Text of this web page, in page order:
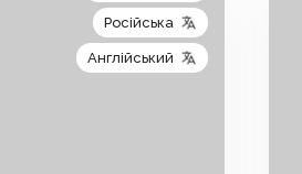
Російська
Англійський